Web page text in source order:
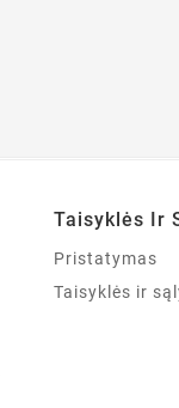
Taisyklės Ir
Pristatymas
Taisyklės ir